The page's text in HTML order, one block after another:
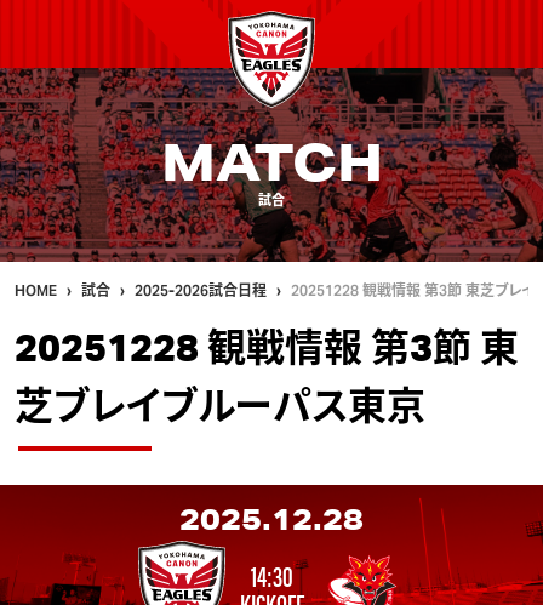
MATCH
試合
HOME 試合 2025-2026試合日程 20251228 観戦情報 第3節 東芝ブレイ
20251228 観戦情報 第3節 東
芝ブレイブルーパス東京
2025.12.28
14:30